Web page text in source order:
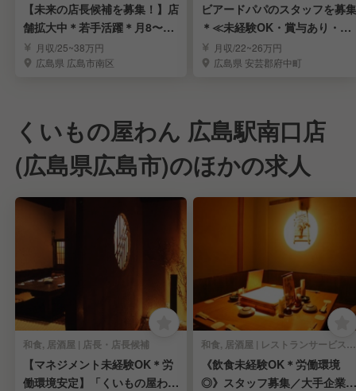
【未来の店長候補を募集！】店
舗拡大中＊若手活躍＊月8〜9
日休＊人間関係良し
月収/25~38万円
広島県 広島市南区
ビアードパパのスタッフを募集
＊≪未経験OK・賞与あり・週
休2日≫
月収/22~26万円
広島県 安芸郡府中町
くいもの屋わん 広島駅南口店
(広島県広島市)のほかの求人
和食, 居酒屋 | 店長・店長候補
【マネジメント未経験OK＊労
働環境安定】「くいもの屋わ
和食, 居酒屋 | レストランサービス・ホールスタッフ
《飲食未経験OK＊労働環境
◎》スタッフ募集／大手企業が